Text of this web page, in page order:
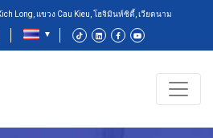
Long, แขวง Cau Kieu, โฮจิมินห์ซิตี้, เวียดนาม